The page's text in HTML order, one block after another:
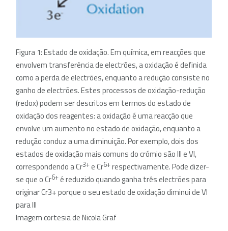
Figura 1: Estado de oxidação. Em química, em reacções que
envolvem transferência de electrões, a oxidação é definida
como a perda de electrões, enquanto a redução consiste no
ganho de electrões. Estes processos de oxidação-redução
(redox) podem ser descritos em termos do estado de
oxidação dos reagentes: a oxidação é uma reacção que
envolve um aumento no estado de oxidação, enquanto a
redução conduz a uma diminuição. Por exemplo, dois dos
estados de oxidação mais comuns do crómio são III e VI,
correspondendo a Cr3+e Cr6+respectivamente. Pode dizer-
se que o Cr6+é reduzido quando ganha três electrões para
originar Cr3+ porque o seu estado de oxidação diminui de VI
para III
Imagem cortesia de Nicola Graf